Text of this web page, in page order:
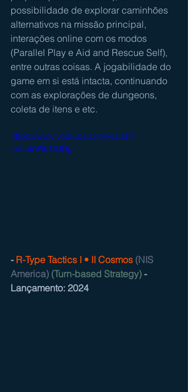
possibilidade de explorar caminhões
alternativos na missão principal,
interações online com os modos
(Parallel Play e Aid and Rescue Self),
entre outras coisas. A jogabilidade do
game em si está intacta, continuando
com as explorações de dungeons,
coleta de itens e etc.
https://www.youtube.com/watch?
v=Lu5WIk1SJHg
- R-Type Tactics I • II Cosmos (NIS
America) (Turn-based Strategy) -
Lançamento: 2024